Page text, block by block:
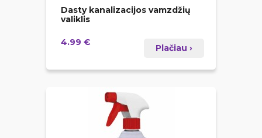
Dasty kanalizacijos vamzdžių
valiklis
4.99 €
Plačiau ›